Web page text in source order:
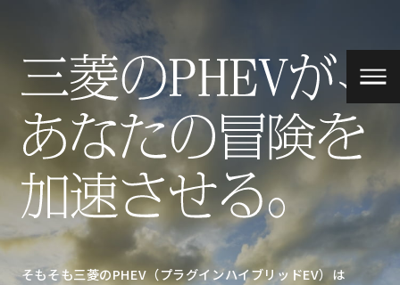
そもそも三菱のPHEV（プラグインハイブリッドEV）は
TOPICS
三菱のPHEVには
どんな特長があるのか?
今、あなたに
おすすめのPHEV情報
PHEVは走りも最先端
PHEVは経済性も抜群